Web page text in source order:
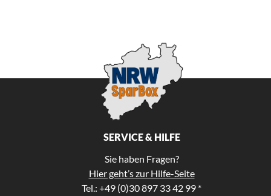
SERVICE & HILFE
Sie haben Fragen?
Hier geht’s zur Hilfe-Seite
Tel.: +49 (0)30 897 33 42 99 *